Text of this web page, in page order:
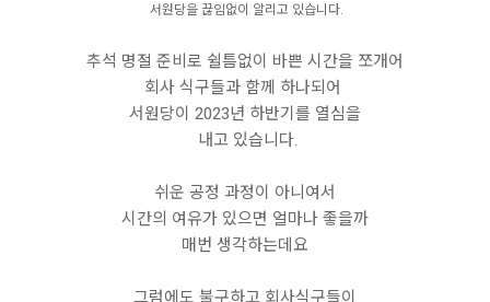
서원당을 끊임없이 알리고 있습니다.
추석 명절 준비로 쉴틈없이 바쁜 시간을 쪼개어
회사 식구들과 함께 하나되어
서원당이 2023년 하반기를 열심을
내고 있습니다.
쉬운 공정 과정이 아니여서
시간의 여유가 있으면 얼마나 좋을까
매번 생각하는데요